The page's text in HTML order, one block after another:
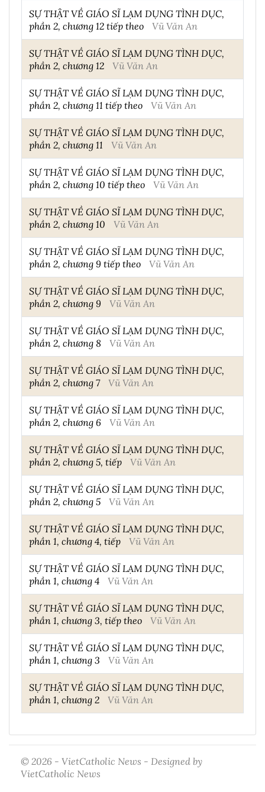
SỰ THẬT VỀ GIÁO SĨ LẠM DỤNG TÌNH DỤC,
phần 2, chương 12 tiếp theo
Vũ Văn An
SỰ THẬT VỀ GIÁO SĨ LẠM DỤNG TÌNH DỤC,
phần 2, chương 12
Vũ Văn An
SỰ THẬT VỀ GIÁO SĨ LẠM DỤNG TÌNH DỤC,
phần 2, chương 11 tiếp theo
Vũ Văn An
SỰ THẬT VỀ GIÁO SĨ LẠM DỤNG TÌNH DỤC,
phần 2, chương 11
Vũ Văn An
SỰ THẬT VỀ GIÁO SĨ LẠM DỤNG TÌNH DỤC,
phần 2, chương 10 tiếp theo
Vũ Văn An
SỰ THẬT VỀ GIÁO SĨ LẠM DỤNG TÌNH DỤC,
phần 2, chương 10
Vũ Văn An
SỰ THẬT VỀ GIÁO SĨ LẠM DỤNG TÌNH DỤC,
phần 2, chương 9 tiếp theo
Vũ Văn An
SỰ THẬT VỀ GIÁO SĨ LẠM DỤNG TÌNH DỤC,
phần 2, chương 9
Vũ Văn An
SỰ THẬT VỀ GIÁO SĨ LẠM DỤNG TÌNH DỤC,
phần 2, chương 8
Vũ Văn An
SỰ THẬT VỀ GIÁO SĨ LẠM DỤNG TÌNH DỤC,
phần 2, chương 7
Vũ Văn An
SỰ THẬT VỀ GIÁO SĨ LẠM DỤNG TÌNH DỤC,
phần 2, chương 6
Vũ Văn An
SỰ THẬT VỀ GIÁO SĨ LẠM DỤNG TÌNH DỤC,
phần 2, chương 5, tiếp
Vũ Văn An
SỰ THẬT VỀ GIÁO SĨ LẠM DỤNG TÌNH DỤC,
phần 2, chương 5
Vũ Văn An
SỰ THẬT VỀ GIÁO SĨ LẠM DỤNG TÌNH DỤC,
phần 1, chương 4, tiếp
Vũ Văn An
SỰ THẬT VỀ GIÁO SĨ LẠM DỤNG TÌNH DỤC,
phần 1, chương 4
Vũ Văn An
SỰ THẬT VỀ GIÁO SĨ LẠM DỤNG TÌNH DỤC,
phần 1, chương 3, tiếp theo
Vũ Văn An
SỰ THẬT VỀ GIÁO SĨ LẠM DỤNG TÌNH DỤC,
phần 1, chương 3
Vũ Văn An
SỰ THẬT VỀ GIÁO SĨ LẠM DỤNG TÌNH DỤC,
phần 1, chương 2
Vũ Văn An
© 2026 - VietCatholic News - Designed by
VietCatholic News